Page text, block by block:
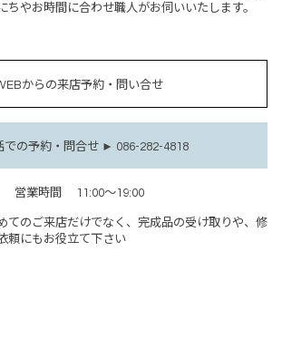
ちやお時間に合わせ職人がお伺いいたします。
からの来店予約・問い合せ
での予約・問合せ ► 086-282-4818
営業時間 11:00～19:00
てのご来店だけでなく、完成品の受け取りや、修
頼にもお役立て下さい